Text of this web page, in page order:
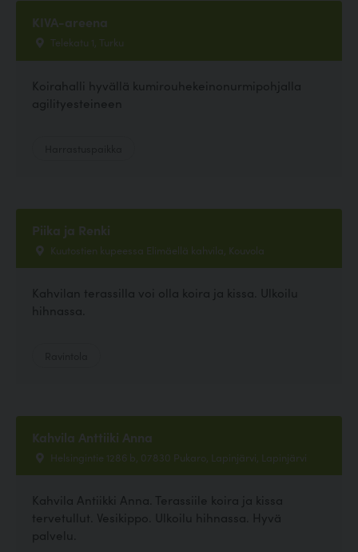
KIVA-areena
Telekatu 1, Turku
Koirahalli hyvällä kumirouhekeinonurmipohjalla
agilityesteineen
Piika ja Renki
Kuutostien kupeessa Elimäellä kahvila, Kouvola
Kahvilan terassilla voi olla koira ja kissa. Ulkoilu
hihnassa.
Kahvila Anttiiki Anna
Helsingintie 1286 b, 07830 Pukaro, Lapinjärvi, Lapinjärvi
Kahvila Antiikki Anna. Terassiile koira ja kissa
tervetullut. Vesikippo. Ulkoilu hihnassa. Hyvä
palvelu.